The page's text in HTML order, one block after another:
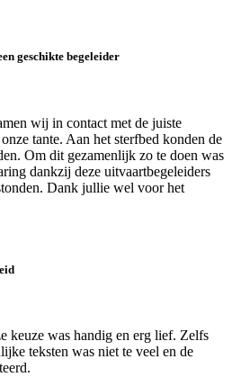
geschikte begeleider
wij in contact met de juiste
tante. Aan het sterfbed konden de
Om dit gezamenlijk zo te doen was
dankzij deze uitvaartbegeleiders
Dank jullie wel voor het
keuze was handig en erg lief. Zelfs
teksten was niet te veel en de